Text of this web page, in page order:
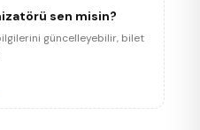
sen misin?
güncelleyebilir, bilet